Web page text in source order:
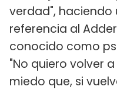
verdad",
referencia al
conocido como
"No quiero volver
miedo que, si